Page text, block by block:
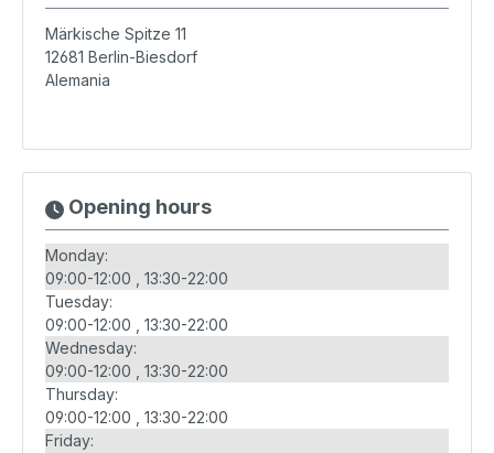
Märkische Spitze 11
12681 Berlin-Biesdorf
Alemania
Opening hours
Monday:
09:00-12:00
13:30-22:00
Tuesday:
09:00-12:00
13:30-22:00
Wednesday:
09:00-12:00
13:30-22:00
Thursday:
09:00-12:00
13:30-22:00
Friday: